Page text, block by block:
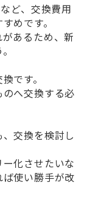
ど、交換費用
めです。
あるため、新
です。
へ交換する必
交換を検討し
化させたいな
使い勝手が改